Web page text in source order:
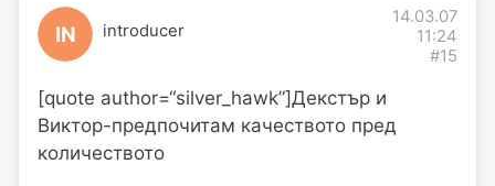
IN introducer
14.03.07
11:24
#15
[quote author=“silver_hawk”]Декстър и
Виктор-предпочитам качеството пред
количеството